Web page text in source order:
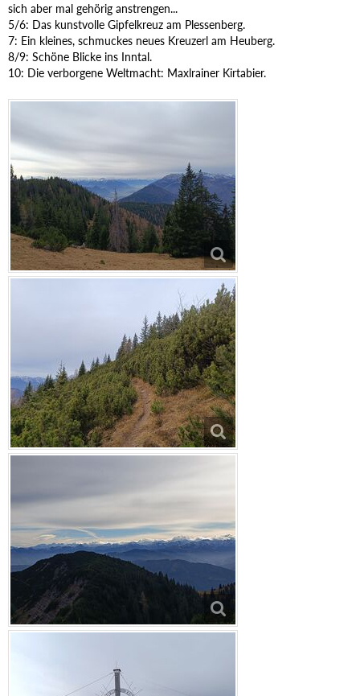
sich aber mal gehörig anstrengen...
5/6: Das kunstvolle Gipfelkreuz am Plessenberg.
7: Ein kleines, schmuckes neues Kreuzerl am Heuberg.
8/9: Schöne Blicke ins Inntal.
10: Die verborgene Weltmacht: Maxlrainer Kirtabier.